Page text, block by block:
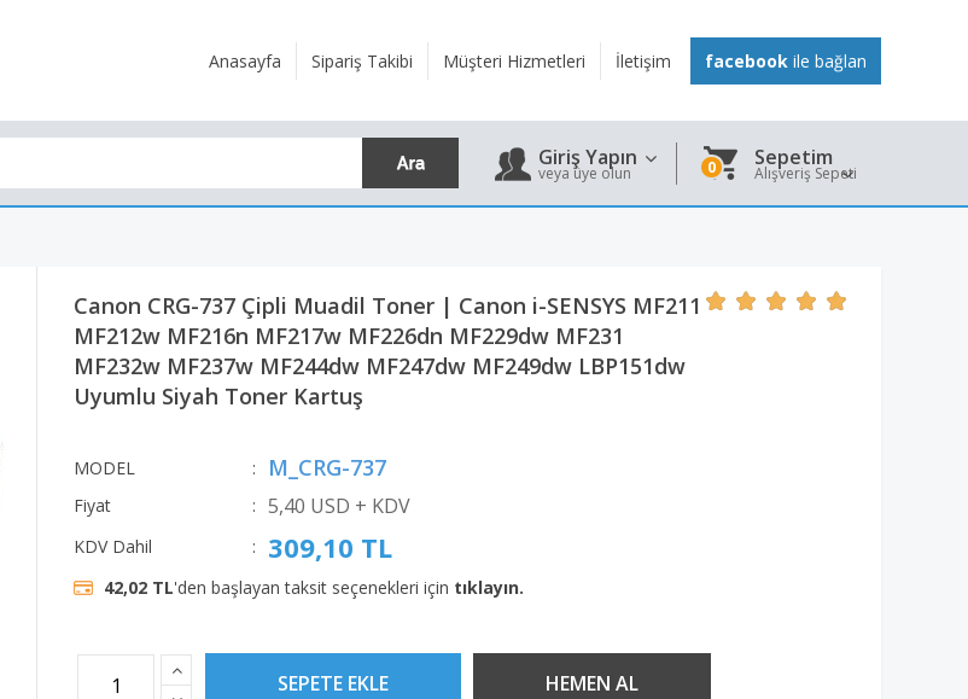
Anasayfa Sipariş Takibi Müşteri Hizmetleri İletişim facebook ile bağlan
Giriş Yapın
veya üye olun 0 Sepetim
Alışveriş Sepeti
Canon CRG-737 Çipli Muadil Toner | Canon i-SENSYS MF211
MF212w MF216n MF217w MF226dn MF229dw MF231
MF232w MF237w MF244dw MF247dw MF249dw LBP151dw
Uyumlu Siyah Toner Kartuş
MODEL : M_CRG-737
Fiyat : 5,40 USD + KDV
KDV Dahil : 309,10 TL
42,02 TL'den başlayan taksit seçenekleri için tıklayın.